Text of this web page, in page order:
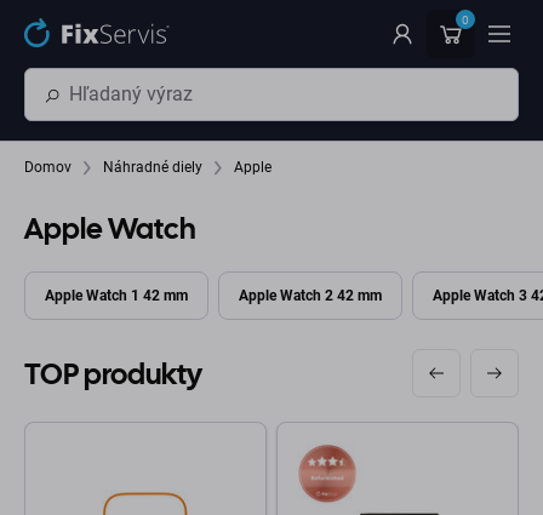
Preskočiť na hlavný obsah 0
Domov Náhradné diely Apple
Apple Watch
Apple Watch 1 42 mm Apple Watch 2 42 mm Apple Watch 3
TOP produkty